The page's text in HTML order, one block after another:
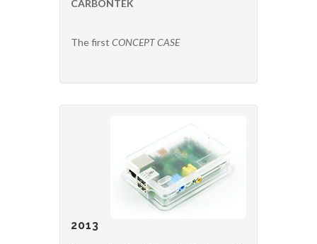
CARBONTEK
The first CONCEPT CASE
2013